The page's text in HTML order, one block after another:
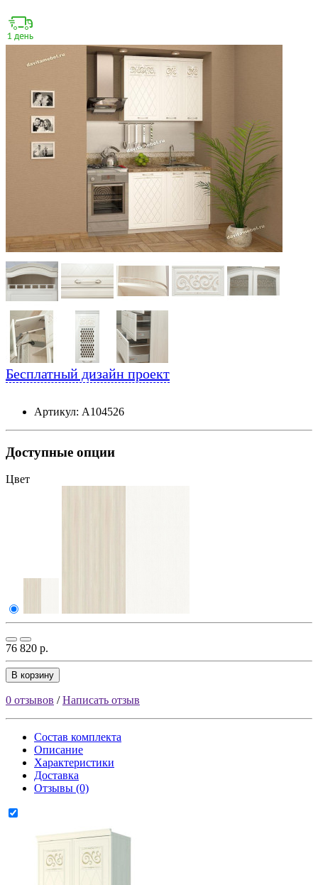
Бесплатный дизайн проект
Артикул: А104526
Доступные опции
Цвет
76 820 р.
В корзину
0 отзывов /Написать отзыв
Состав комплекта
Описание
Характеристики
Доставка
Отзывы (0)